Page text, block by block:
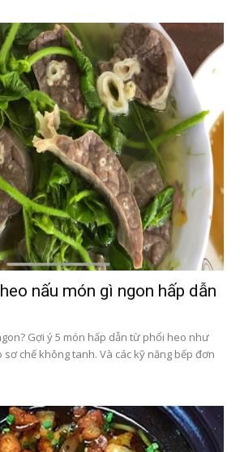
nấu món gì ngon hấp dẫn
Gợi ý 5 món hấp dẫn từ phổi heo như
sơ chế không tanh. Và các kỹ năng bếp đơn